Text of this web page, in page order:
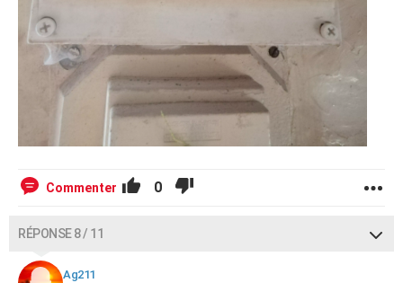
Commenter 0
RÉPONSE 8 / 11
Ag211